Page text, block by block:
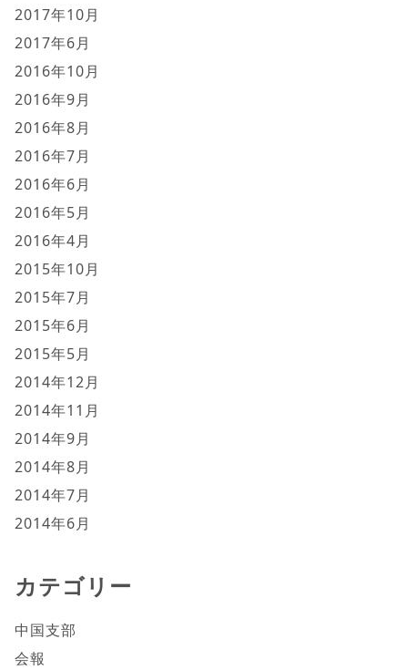
2017年10月
2017年6月
2016年10月
2016年9月
2016年8月
2016年7月
2016年6月
2016年5月
2016年4月
2015年10月
2015年7月
2015年6月
2015年5月
2014年12月
2014年11月
2014年9月
2014年8月
2014年7月
2014年6月
カテゴリー
中国支部
会報